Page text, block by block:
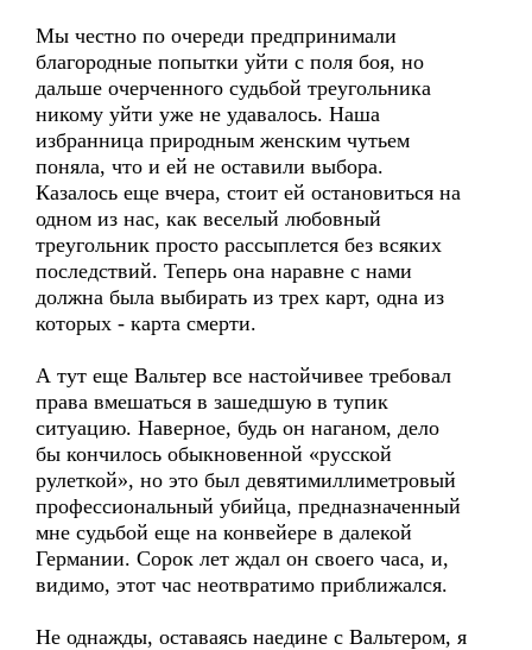
Мы честно по очереди предпринимали
благородные попытки уйти с поля боя, но
дальше очерченного судьбой треугольника
никому уйти уже не удавалось. Наша
избранница природным женским чутьем
поняла, что и ей не оставили выбора.
Казалось еще вчера, стоит ей остановиться на
одном из нас, как веселый любовный
треугольник просто рассыплется без всяких
последствий. Теперь она наравне с нами
должна была выбирать из трех карт, одна из
которых - карта смерти.
А тут еще Вальтер все настойчивее требовал
права вмешаться в зашедшую в тупик
ситуацию. Наверное, будь он наганом, дело
бы кончилось обыкновенной «русской
рулеткой», но это был девятимиллиметровый
профессиональный убийца, предназначенный
мне судьбой еще на конвейере в далекой
Германии. Сорок лет ждал он своего часа, и,
видимо, этот час неотвратимо приближался.
Не однажды, оставаясь наедине с Вальтером, я